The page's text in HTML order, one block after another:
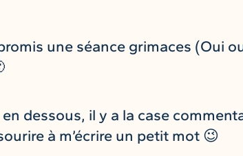
une séance grimaces (Oui
dessous, il y a la case
à m’écrire un petit mot 😉